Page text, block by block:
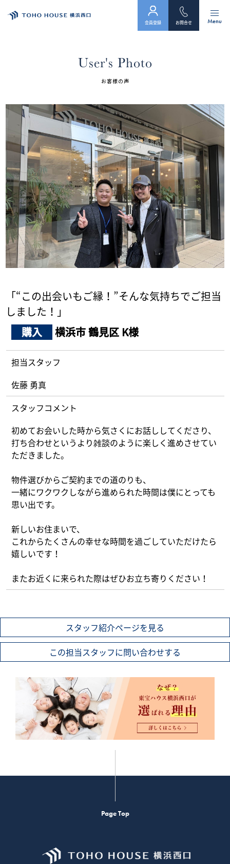
会員フォーム
サービス
会社案内
スタッフ紹介（「住まい」のコンサルタント）
お客様の声
お知らせ
採用情報
お気に入り物件一覧
サイトマップ
What’s MIRAKARE
スペシャルムービーを見る
Menu
お問合せ
会員登録
User's Photo
お客様の声
「“この出会いもご縁！”そんな気持ちでご担当
しました！」
購入
横浜市 鶴見区 K様
担当スタッフ
佐藤 勇真
スタッフコメント
初めてお会いした時から気さくにお話ししてくださり、
打ち合わせというより雑談のように楽しく進めさせてい
ただきました。
物件選びからご契約までの道のりも、
一緒にワクワクしながら進められた時間は僕にとっても
思い出です。
新しいお住まいで、
これからたくさんの幸せな時間を過ごしていただけたら
嬉しいです！
またお近くに来られた際はぜひお立ち寄りください！
スタッフ紹介ページを見る
この担当スタッフに問い合わせする
Page Top